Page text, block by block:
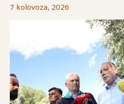
7 kolovoza, 2026